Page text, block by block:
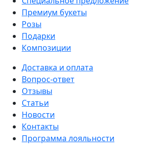
Премиум букеты
Розы
Подарки
Композиции
Доставка и оплата
Вопрос-ответ
Отзывы
Статьи
Новости
Контакты
Программа лояльности